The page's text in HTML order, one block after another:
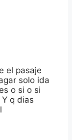
el pasaje
solo ida
o si o si
q dias